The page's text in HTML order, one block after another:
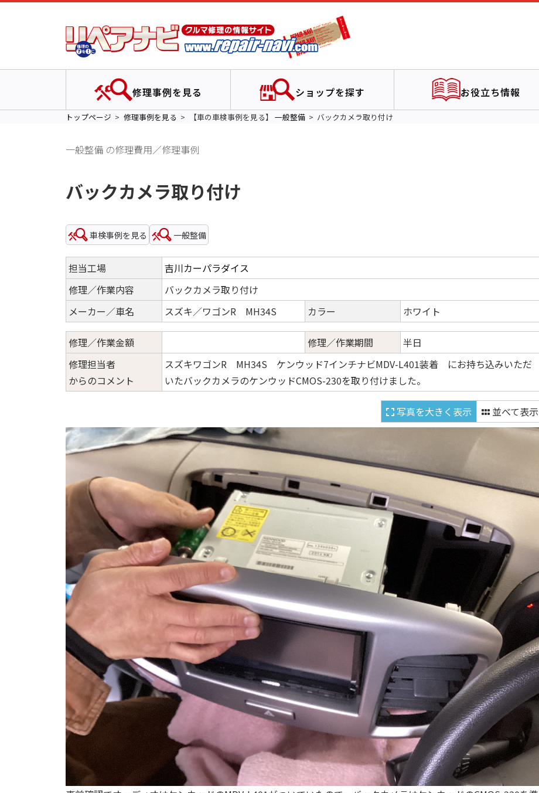
修理事例を見る ショップを探す お役立ち情報
トップページ 修理事例を見る 【車の車検事例を見る】 一般整備 バックカメラ取り付け
一般整備 の修理費用／修理事例
バックカメラ取り付け
車検事例を見る 一般整備
担当工場
吉川カーパラダイス
修理／作業内容
バックカメラ取り付け
メーカー／車名
スズキ／ワゴンR MH34S カラー ホワイト
修理／作業金額 修理／作業期間
半日
修理担当者
からのコメント
スズキワゴンR MH34S ケンウッド7インチナビMDV-L401装着 にお持ち込みいただ
いたバックカメラのケンウッドCMOS-230を取り付けました。
写真を大きく表示 並べて表示